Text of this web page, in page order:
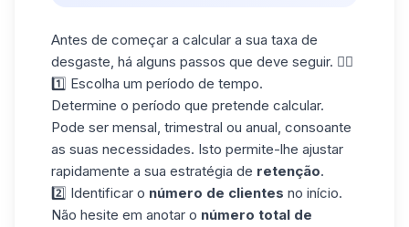
Antes de começar a calcular a sua taxa de
desgaste, há alguns passos que deve seguir. 👇🏼
1️⃣ Escolha um período de tempo.
Determine o período que pretende calcular.
Pode ser mensal, trimestral ou anual, consoante
as suas necessidades. Isto permite-lhe ajustar
rapidamente a sua estratégia de retenção.
2️⃣ Identificar o número de clientes no início.
Não hesite em anotar o número total de